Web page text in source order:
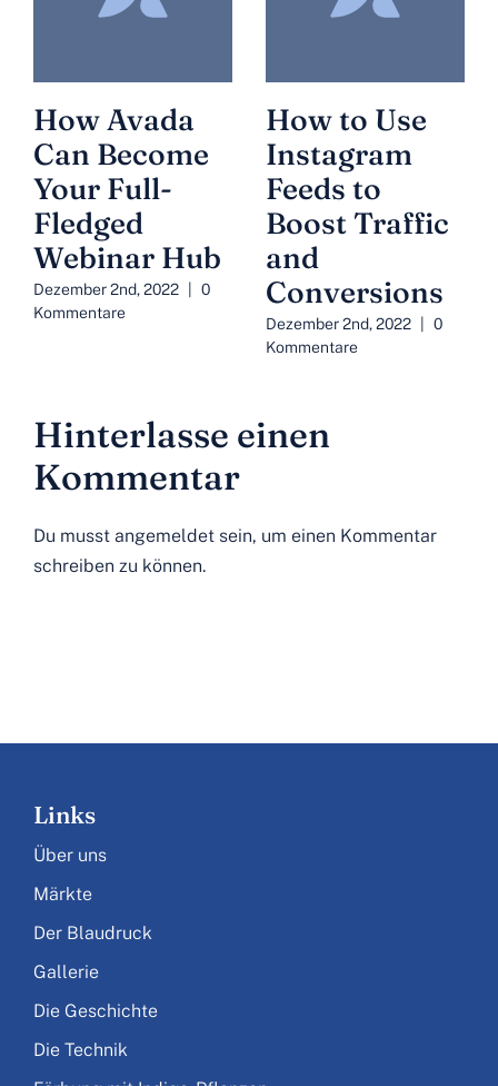
How Avada
Can Become
Your Full-
Fledged
Webinar Hub
Dezember 2nd, 2022
0
Kommentare
How to Use
Instagram
Feeds to
Boost Traffic
and
Conversions
Dezember 2nd, 2022
0
Kommentare
Hinterlasse einen
Kommentar
Du musst angemeldet sein, um einen Kommentar
schreiben zu können.
Links
Über uns
Märkte
Der Blaudruck
Gallerie
Die Geschichte
Die Technik